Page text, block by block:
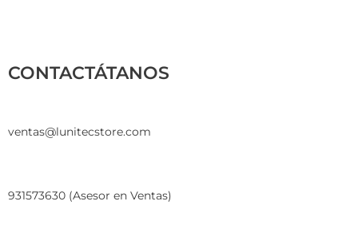
CONTACTÁTANOS
ventas@lunitecstore.com
931573630 (Asesor en Ventas)